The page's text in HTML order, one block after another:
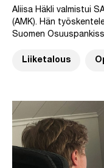
Aliisa Häkli valmistui
(AMK). Hän
Suomen
Liiketalous